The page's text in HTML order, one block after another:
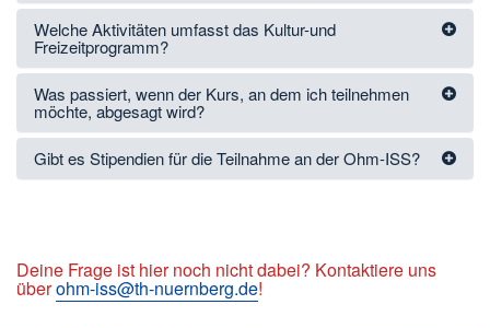
Welche Aktivitäten umfasst das Kultur-und
Freizeitprogramm?
Was passiert, wenn der Kurs, an dem ich teilnehmen
möchte, abgesagt wird?
Gibt es Stipendien für die Teilnahme an der Ohm-ISS?
Deine Frage ist hier noch nicht dabei? Kontaktiere uns
überohm-iss@th-nuernberg.de!